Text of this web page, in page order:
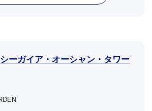
ーガイア・オーシャン・タワー